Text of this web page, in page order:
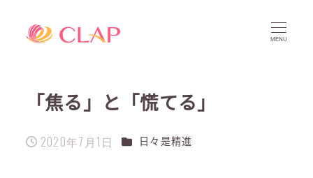
MENU
「焦る」と「慌てる」
投稿日
2020年7月1日 カテゴリー
日々是精進